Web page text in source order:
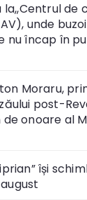
de
unde
nu încap în
Moraru,
post-
onoare al
își